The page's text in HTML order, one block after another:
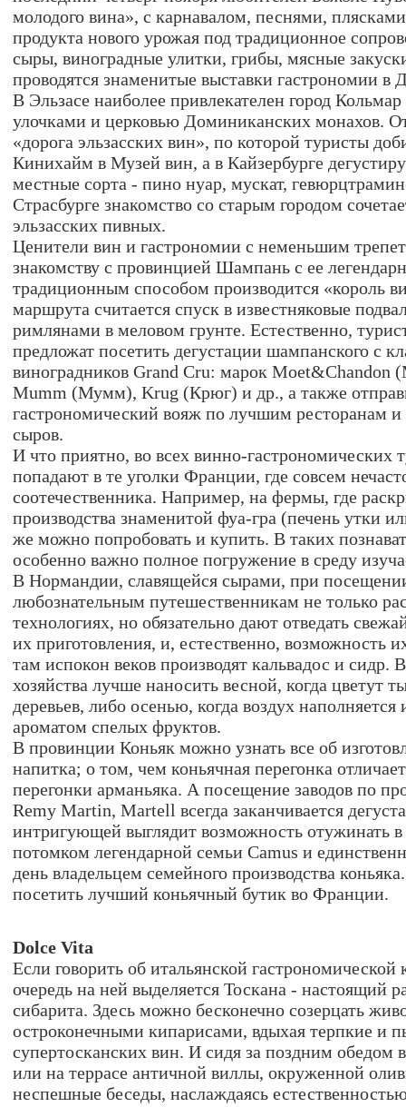
молодого вина», с карнавалом, песнями,
продукта нового урожая под традиционное
сыры, виноградные улитки, грибы, мясные
проводятся знаменитые выставки гастрономии в
В Эльзасе наиболее привлекателен город
улочками и церковью Доминиканских монахов.
«дорога эльзасских вин», по которой туристы
Кинихайм в Музей вин, а в Кайзербурге
местные сорта - пино нуар, мускат,
Страсбурге знакомство со старым городом
эльзасских пивных.
Ценители вин и гастрономии с неменьшим
знакомству с провинцией Шампань с ее
традиционным способом производится «король
маршрута считается спуск в известняковые
римлянами в меловом грунте. Естественно,
предложат посетить дегустации шампанского с
виноградников Grand Cru: марок
Mumm (Мумм), Krug (Крюг) и др., а также
гастрономический вояж по лучшим ресторанам и
сыров.
И что приятно, во всех винно-гастрономических
попадают в те уголки Франции, где совсем
соотечественника. Например, на фермы, где
производства знаменитой фуа-гра (печень утки
же можно попробовать и купить. В таких
особенно важно полное погружение в среду
В Нормандии, славящейся сырами, при
любознательным путешественникам не только
технологиях, но обязательно дают отведать
их приготовления, и, естественно, возможность
там испокон веков производят кальвадос и сидр.
хозяйства лучше наносить весной, когда цветут
деревьев, либо осенью, когда воздух
ароматом спелых фруктов.
В провинции Коньяк можно узнать все об
напитка; о том, чем коньячная перегонка
перегонки арманьяка. А посещение заводов по
Remy Martin, Martell всегда заканчивается
интригующей выглядит возможность отужинать
потомком легендарной семьи Camus и
день владельцем семейного производства
посетить лучший коньячный бутик во Франции.
Dolce Vita
Если говорить об итальянской гастрономической
очередь на ней выделяется Тоскана - настоящий
сибарита. Здесь можно бесконечно созерцать
остроконечными кипарисами, вдыхая терпкие и
супертосканских вин. И сидя за поздним обедом
или на террасе античной виллы, окруженной
неспешные беседы, наслаждаясь